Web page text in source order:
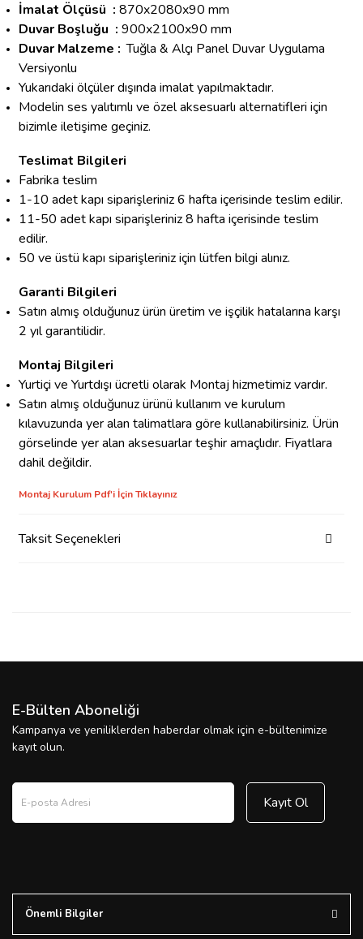
İmalat Ölçüsü : 870x2080x90 mm
Duvar Boşluğu : 900x2100x90 mm
Duvar Malzeme : Tuğla & Alçı Panel Duvar Uygulama
Versiyonlu
Yukarıdaki ölçüler dışında imalat yapılmaktadır.
Modelin ses yalıtımlı ve özel aksesuarlı alternatifleri için
bizimle iletişime geçiniz.
Teslimat Bilgileri
Fabrika teslim
1-10 adet kapı siparişleriniz 6 hafta içerisinde teslim edilir.
11-50 adet kapı siparişleriniz 8 hafta içerisinde teslim
edilir.
50 ve üstü kapı siparişleriniz için lütfen bilgi alınız.
Garanti Bilgileri
Satın almış olduğunuz ürün üretim ve işçilik hatalarına karşı
2 yıl garantilidir.
Montaj Bilgileri
Yurtiçi ve Yurtdışı ücretli olarak Montaj hizmetimiz vardır.
Satın almış olduğunuz ürünü kullanım ve kurulum
kılavuzunda yer alan talimatlara göre kullanabilirsiniz. Ürün
görselinde yer alan aksesuarlar teşhir amaçlıdır. Fiyatlara
dahil değildir.
Montaj Kurulum Pdf'i İçin Tıklayınız
Taksit Seçenekleri
E-Bülten Aboneliği
Kampanya ve yeniliklerden haberdar olmak için e-bültenimize
kayıt olun.
Kayıt Ol
Önemli Bilgiler